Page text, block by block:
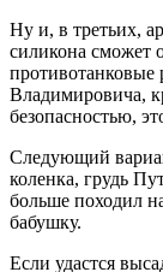
Ну и, в третьих,
силикона сможет
Владимировича,
безопасностью,
Следующий
коленка, грудь
больше походил
бабушку.
Если удастся